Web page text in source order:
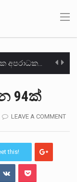
සංවිධානාත්මක අපරාධකරුවකු වන ලොකු පැටිගේ ප්‍රධාන වෙඩික්කරු බවට සැක කරන ගිං ගඟේ ගිල්වා මරා දමා…
මහර බන්ධනාගාරයේ අද ඇතිවූ සිද්ධියෙන් තුවාල ලැබූ බව කියන රැඳවියන් ගණන ඉහළ ගොස් තිබේ. ඒ…
අගෝස්තු මස දෙවන ඉරිදා ලිට් රූම් සූම් සංවාදය පැවැත්වෙන්නේ "කතා කරන මහ වැව" නම් නකතාවක්…
94ක්
LEAVE A COMMENT
this!